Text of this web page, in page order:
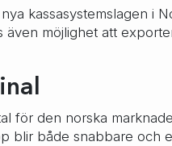
kassasystemslagen i
möjlighet att
för den norska
blir både snabbare och